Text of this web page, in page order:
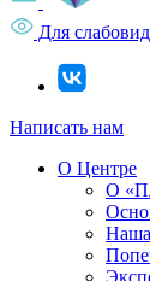
Для
Написать нам
О Центре
О